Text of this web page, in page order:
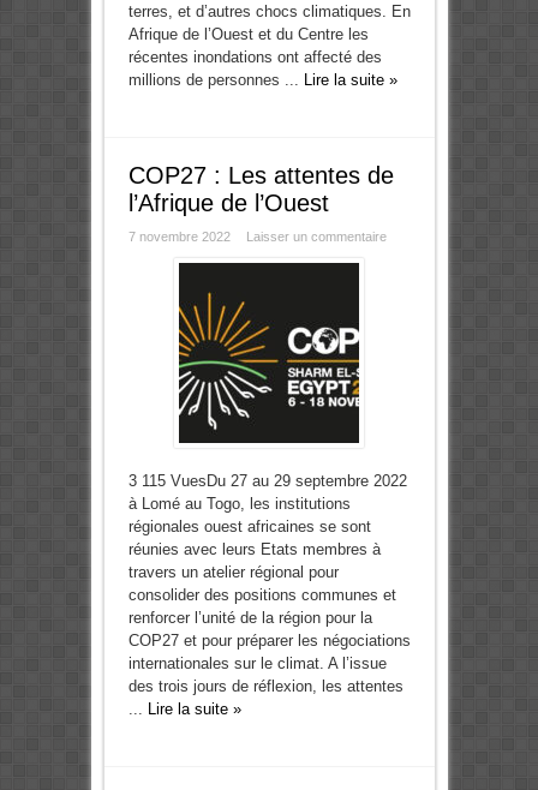
terres, et d’autres chocs climatiques. En
Afrique de l’Ouest et du Centre les
récentes inondations ont affecté des
millions de personnes ... Lire la suite »
COP27 : Les attentes de
l’Afrique de l’Ouest
7 novembre 2022 Laisser un commentaire
3 115 VuesDu 27 au 29 septembre 2022
à Lomé au Togo, les institutions
régionales ouest africaines se sont
réunies avec leurs Etats membres à
travers un atelier régional pour
consolider des positions communes et
renforcer l’unité de la région pour la
COP27 et pour préparer les négociations
internationales sur le climat. A l’issue
des trois jours de réflexion, les attentes
... Lire la suite »